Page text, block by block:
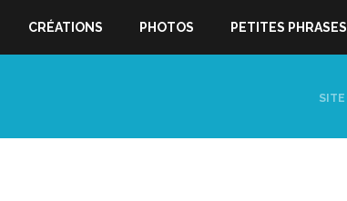
CRÉATIONS PHOTOS PETITES PHRASES
SITE